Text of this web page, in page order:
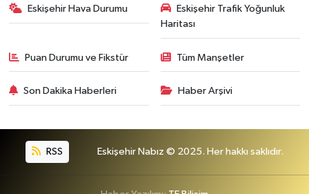
Eskişehir Hava Durumu
Eskişehir Trafik Yoğunluk
Haritası
Puan Durumu ve Fikstür Tüm Manşetler
Son Dakika Haberleri Haber Arşivi
RSS Eskişehir Nabız © 2025. Her hakkı saklıdır.